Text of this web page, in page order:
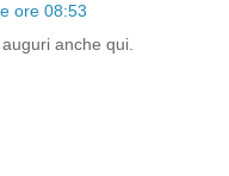
ore 08:53
anche qui.